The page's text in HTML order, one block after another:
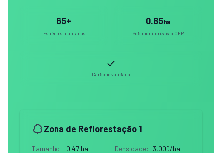
65+
Espécies plantadas
0.85ha
Sob monitorização OFP
Carbono validado
Zona de Reflorestação 1
Tamanho: 0.47 ha Densidade: 3,000/ha